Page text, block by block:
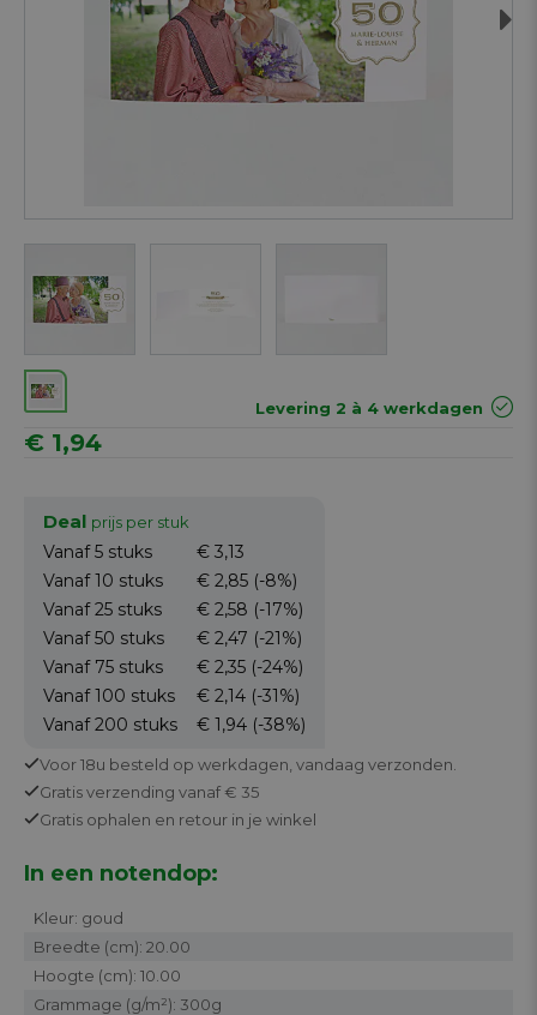
Levering 2 à 4 werkdagen
€ 1,94
Deal prijs per stuk
Vanaf 5 stuks
€ 3,13
Vanaf 10 stuks € 2,85 (-8%)
Vanaf 25 stuks € 2,58 (-17%)
Vanaf 50 stuks € 2,47 (-21%)
Vanaf 75 stuks € 2,35 (-24%)
Vanaf 100 stuks € 2,14 (-31%)
Vanaf 200 stuks € 1,94 (-38%)
Voor 18u besteld op werkdagen, vandaag verzonden.
Gratisverzending vanaf € 35
Gratis ophalen en retour in je winkel
In een notendop:
Kleur: goud
Breedte (cm): 20.00
Hoogte (cm): 10.00
Grammage (g/m²): 300g